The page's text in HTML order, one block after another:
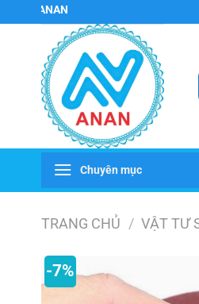
đến
Chuyên mục
TRANG CHỦ / VẬT TƯ
-7%